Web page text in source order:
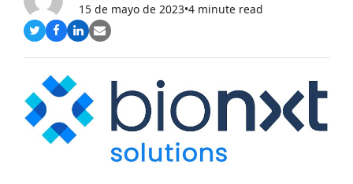
15 de mayo de 2023•4 minute read
Compartir
Twitter
Compartir
Facebook
Compartir
LinkedIn
Share
Email